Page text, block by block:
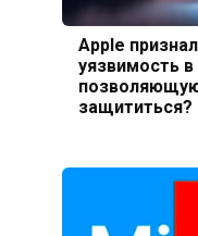
Apple
уязвимость
позволяющую
защититься?